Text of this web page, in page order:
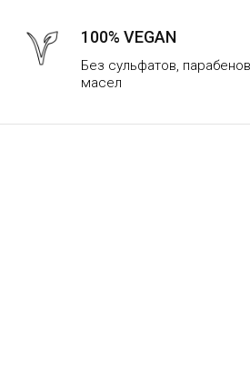
100% VEGAN
Без сульфатов,
масел